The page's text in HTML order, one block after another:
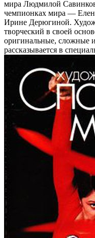
мира Людмилой
чемпионках мира —
Ирине Дерюгиной.
творческий в своей
оригинальные, сложные
рассказывается в